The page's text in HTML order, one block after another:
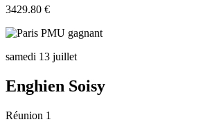
3429.80 €
samedi 13 juillet
Enghien Soisy
Réunion 1